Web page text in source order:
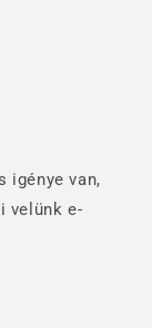
igénye van,
velünk e-